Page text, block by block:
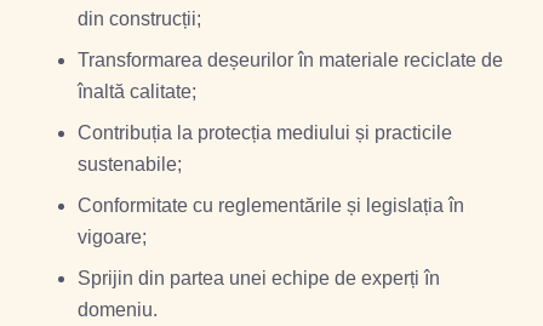
din construcții;
Transformarea deșeurilor în materiale reciclate de
înaltă calitate;
Contribuția la protecția mediului și practicile
sustenabile;
Conformitate cu reglementările și legislația în
vigoare;
Sprijin din partea unei echipe de experți în
domeniu.